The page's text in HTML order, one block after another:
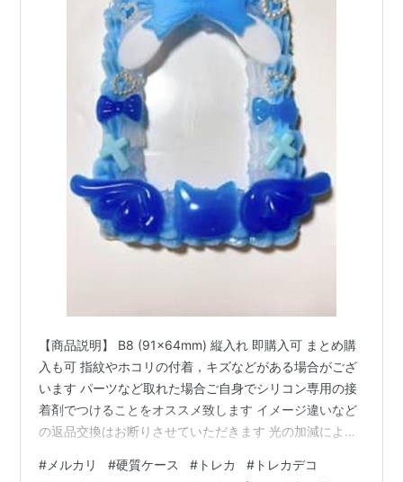
【商品説明】 B8 (91×64mm) 縦入れ 即購入可 まとめ購
入も可 指紋やホコリの付着，キズなどがある場合がござ
います パーツなど取れた場合ご自身でシリコン専用の接
着剤でつけることをオススメ致します イメージ違いなど
の返品交換はお断りさせていただきます 光の加減によっ
りません 購入はこちら▼ ▼ ▼500円分ポイントがもらえ
# メルカリ #硬質ケース # トレカ # トレカデコ